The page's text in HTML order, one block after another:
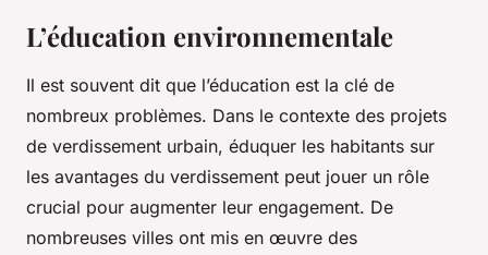
L’éducation environnementale
Il est souvent dit que l’éducation est la clé de
nombreux problèmes. Dans le contexte des projets
de verdissement urbain, éduquer les habitants sur
les avantages du verdissement peut jouer un rôle
crucial pour augmenter leur engagement. De
nombreuses villes ont mis en œuvre des